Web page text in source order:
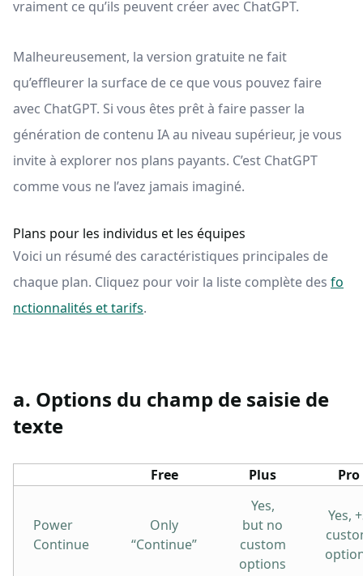
vraiment ce qu’ils peuvent créer avec ChatGPT.
Malheureusement, la version gratuite ne fait
qu’effleurer la surface de ce que vous pouvez faire
avec ChatGPT. Si vous êtes prêt à faire passer la
génération de contenu IA au niveau supérieur, je vous
invite à explorer nos plans payants. C’est ChatGPT
comme vous ne l’avez jamais imaginé.
Plans pour les individus et les équipes
Voici un résumé des caractéristiques principales de
chaque plan. Cliquez pour voir la liste complète des fo
nctionnalités et tarifs.
a. Options du champ de saisie de
texte
Free Plus Pro
Power
Continue
Only
“Continue”
Yes,
but no
custom
options
Yes,